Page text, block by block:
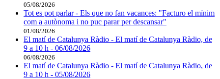
05/08/2026
Tot es pot parlar - Els que no fan vacances: "Facturo el mínim
com a autònoma i no puc parar per descansar"
01/08/2026
El matí de Catalunya Ràdio - El matí de Catalunya Ràdio, de
9 a 10 h - 06/08/2026
06/08/2026
El matí de Catalunya Ràdio - El matí de Catalunya Ràdio, de
9 a 10 h - 05/08/2026